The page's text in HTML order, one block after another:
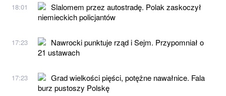
18:01
Slalomem przez autostradę. Polak zaskoczył
niemieckich policjantów
17:23
Nawrocki punktuje rząd i Sejm. Przypomniał o
21 ustawach
17:23
Grad wielkości pięści, potężne nawałnice. Fala
burz pustoszy Polskę